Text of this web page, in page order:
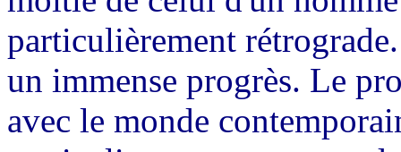
particulièrement
un immense progrès. Le
avec le monde